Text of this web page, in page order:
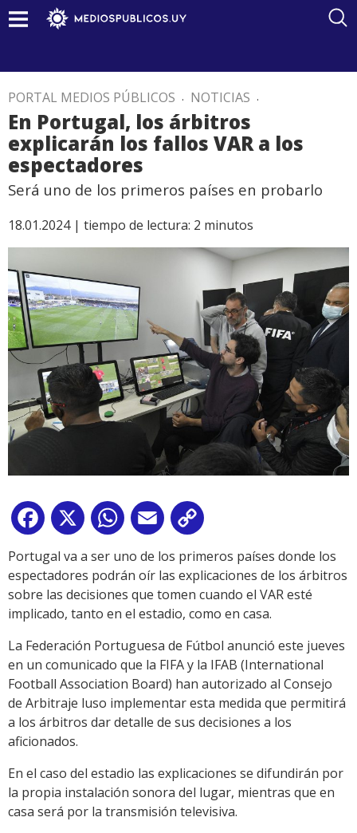
PORTAL MEDIOS PÚBLICOS . NOTICIAS .
En Portugal, los árbitros
explicarán los fallos VAR a los
espectadores
Será uno de los primeros países en probarlo
18.01.2024 | tiempo de lectura: 2 minutos
Facebook
X WhatsApp
Email
Link
Portugal va a ser uno de los primeros países donde los
espectadores podrán oír las explicaciones de los árbitros
sobre las decisiones que tomen cuando el VAR esté
implicado, tanto en el estadio, como en casa.
La Federación Portuguesa de Fútbol anunció este jueves
en un comunicado que la FIFA y la IFAB (International
Football Association Board) han autorizado al Consejo
de Arbitraje luso implementar esta medida que permitirá
a los árbitros dar detalle de sus decisiones a los
aficionados.
En el caso del estadio las explicaciones se difundirán por
la propia instalación sonora del lugar, mientras que en
casa será por la transmisión televisiva.